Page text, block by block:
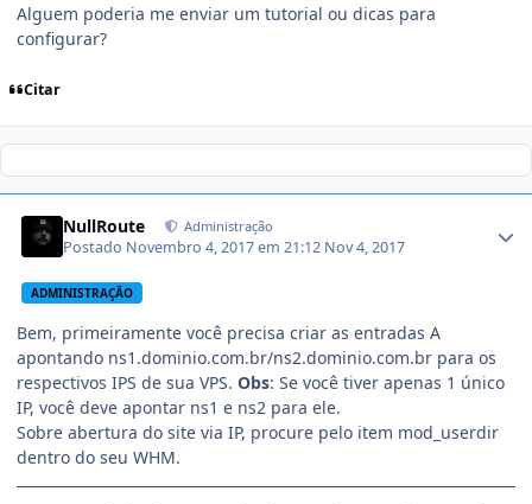
Alguem poderia me enviar um tutorial ou dicas para
configurar?
Citar
NullRoute Administração
Postado Novembro 4, 2017 em 21:12 Nov 4, 2017
ADMINISTRAÇÃO
Bem, primeiramente você precisa criar as entradas A
apontando ns1.dominio.com.br/ns2.dominio.com.br para os
respectivos IPS de sua VPS. Obs: Se você tiver apenas 1 único
IP, você deve apontar ns1 e ns2 para ele.
Sobre abertura do site via IP, procure pelo item mod_userdir
dentro do seu WHM.